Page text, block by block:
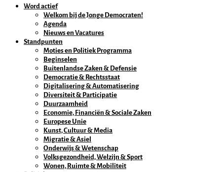
Word actief
Welkom bij de Jonge Democraten!
Agenda
Nieuws en Vacatures
Standpunten
Moties en Politiek Programma
Beginselen
Buitenlandse Zaken & Defensie
Democratie & Rechtsstaat
Digitalisering & Automatisering
Diversiteit & Participatie
Duurzaamheid
Economie, Financiën & Sociale Zaken
Europese Unie
Kunst, Cultuur & Media
Migratie & Asiel
Onderwijs & Wetenschap
Volksgezondheid, Welzijn & Sport
Wonen, Ruimte & Mobiliteit